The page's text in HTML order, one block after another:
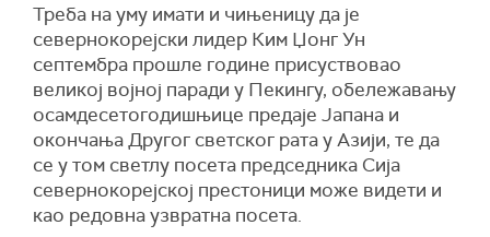
Треба на уму имати и чињеницу да је
севернокорејски лидер Ким Џонг Ун
септембра прошле године присуствовао
великој војној паради у Пекингу, обележавању
осамдесетогодишњице предаје Јапана и
окончања Другог светског рата у Азији, те да
се у том светлу посета председника Сија
севернокорејској престоници може видети и
као редовна узвратна посета.